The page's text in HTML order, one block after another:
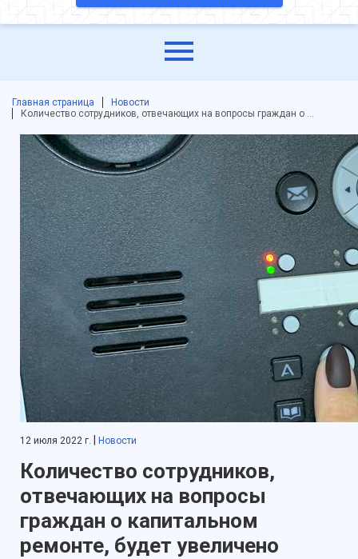
Главная страница
Новости
Количество сотрудников, отвечающих на вопросы граждан о …
12 июля 2022 г. Новости
Количество сотрудников,
отвечающих на вопросы
граждан о капитальном
ремонте, будет увеличено